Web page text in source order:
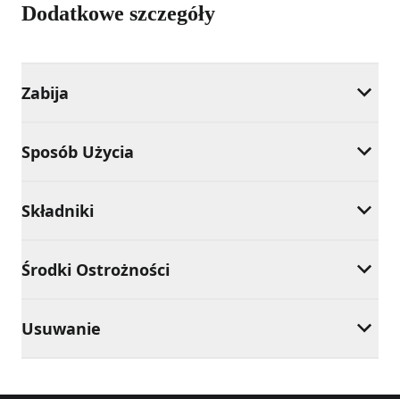
Dodatkowe szczegóły
Zabija
Sposób Użycia
Składniki
Środki Ostrożności
Usuwanie